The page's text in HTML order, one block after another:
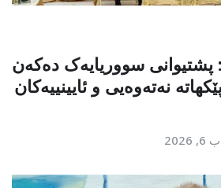
پشتیوانی سووریایەک دەکەن
نەتەوەیی و ئایینییەکان
2026